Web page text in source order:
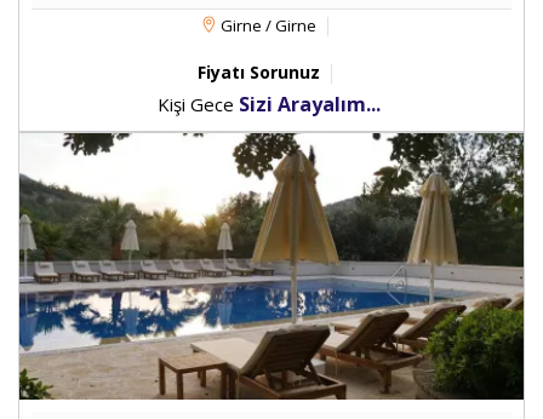
Girne / Girne
Fiyatı Sorunuz
Kişi Gece Sizi Arayalım...